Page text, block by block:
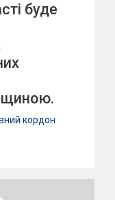
буде
кордон